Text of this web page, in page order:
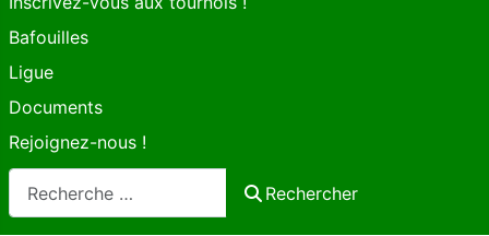
Bafouilles
Ligue
Documents
Rejoignez-nous !
Rechercher